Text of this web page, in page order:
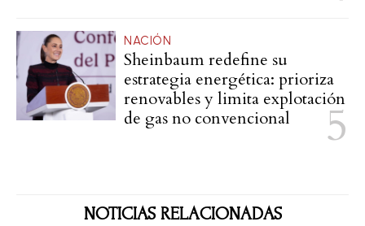
NACIÓN
Sheinbaum redefine su
estrategia energética: prioriza
renovables y limita explotación
de gas no convencional
NOTICIAS RELACIONADAS